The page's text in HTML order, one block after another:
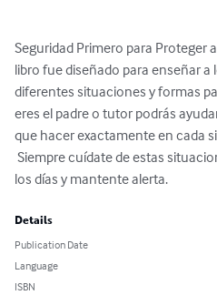
Seguridad Primero para Proteger
libro fue diseñado para enseñar
diferentes situaciones y formas
eres el padre o tutor podrás
que hacer exactamente en cada
Siempre cuídate de estas
los días y mantente alerta.
Details
Publication Date
Language
ISBN